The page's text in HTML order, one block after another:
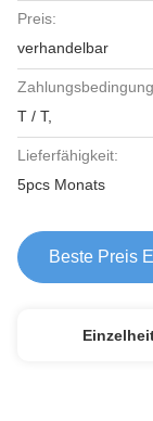
Preis:
verhandelbar
T / T,
Lieferfähigkeit:
5pcs Monats
Beste Preis